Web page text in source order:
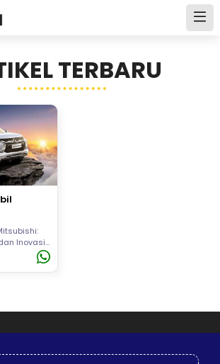
TERBARU
Inovasi
salah